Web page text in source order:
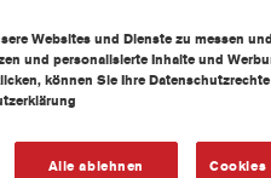
EZ+ Mixing
Websites und Dienste zu messen
und personalisierte Inhalte und
können Sie Ihre
Alle ablehnen Cookies